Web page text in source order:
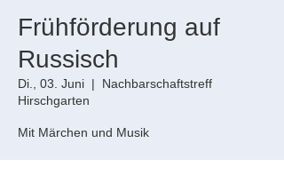
Frühförderung auf
Russisch
Di., 03. Juni
  |
Nachbarschaftstreff
Hirschgarten
Mit Märchen und Musik